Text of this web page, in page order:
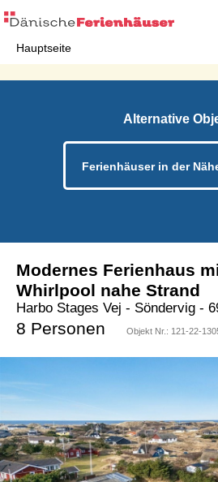
Hauptseite
Alternative
Ferienhäuser in der
Modernes Ferienhaus
Whirlpool nahe Strand
Harbo Stages Vej - Söndervig -
8 Personen Objekt Nr.: 121-22-